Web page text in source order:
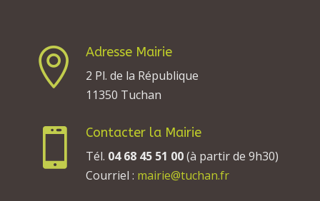

Adresse Mairie
2 Pl. de la République
11350 Tuchan

Contacter la Mairie
Tél. 04 68 45 51 00(à partir de 9h30)
Courriel : mairie@tuchan.fr